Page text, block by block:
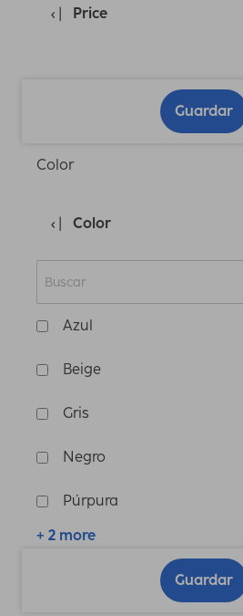
Price
Guardar
Color
Color
Azul
Beige
Gris
Negro
Púrpura
+ 2 more
Guardar